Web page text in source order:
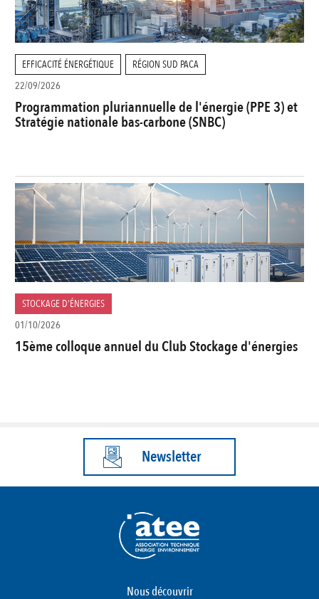
EFFICACITÉ ÉNERGÉTIQUE
RÉGION SUD PACA
22/09/2026
Programmation pluriannuelle de l'énergie (PPE 3) et
Stratégie nationale bas-carbone (SNBC)
STOCKAGE D'ÉNERGIES
01/10/2026
15ème colloque annuel du Club Stockage d'énergies
Newsletter
Nous découvrir